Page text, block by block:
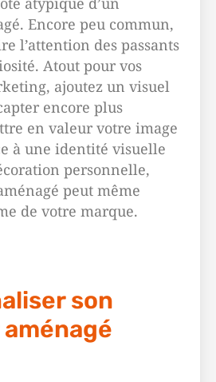
Encore peu commun,
l’attention des passants
Atout pour vos
ajoutez un visuel
encore plus
en valeur votre image
à une identité visuelle
personnelle,
peut même
de votre marque.
son